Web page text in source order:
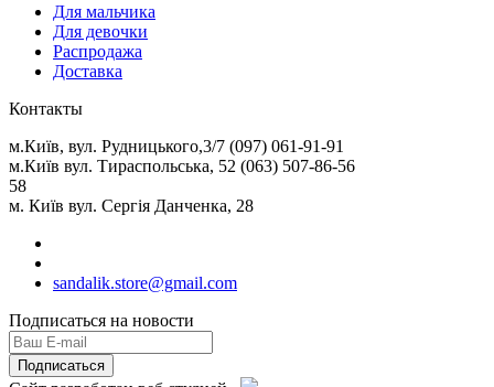
Для мальчика
Для девочки
Распродажа
Доставка
Контакты
м.Київ, вул. Рудницького,3/7 (097) 061-91-91
м.Київ вул. Тираспольська, 52 (063) 507-86-56
58
м. Київ вул. Сергія Данченка, 28
sandalik.store@gmail.com
Подписаться на новости